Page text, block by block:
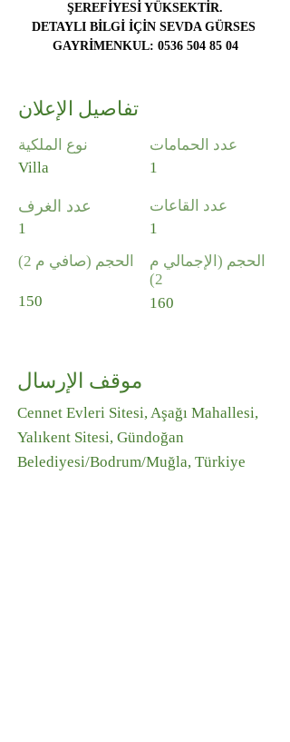
ŞEREFİYESİ YÜKSEKTİR.
DETAYLI BİLGİ İÇİN SEVDA GÜRSES
GAYRİMENKUL: 0536 504 85 04
تفاصيل الإعلان
نوع الملكية
Villa
عدد الغرف
1
الحجم (صافي م 2)
150
عدد الحمامات
1
عدد القاعات
1
الحجم (الإجمالي م
2)
160
موقف الإرسال
Cennet Evleri Sitesi, Aşağı Mahallesi,
Yalıkent Sitesi, Gündoğan
Belediyesi/Bodrum/Muğla, Türkiye